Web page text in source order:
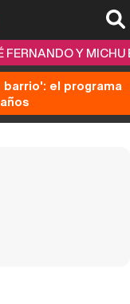
FERNANDO Y
barrio': el programa